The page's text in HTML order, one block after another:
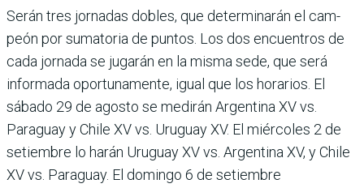
Serán tres jornadas dobles, que determinarán el cam­
peón por sumatoria de pun­tos. Los dos encuentros de
cada jornada se jugarán en la misma sede, que será
infor­mada oportunamente, igual que los horarios. El
sábado 29 de agosto se medirán Argen­tina XV vs.
Paraguay y Chile XV vs. Uruguay XV. El miér­coles 2 de
setiembre lo harán Uruguay XV vs. Argentina XV, y Chile
XV vs. Paraguay. El domingo 6 de setiembre